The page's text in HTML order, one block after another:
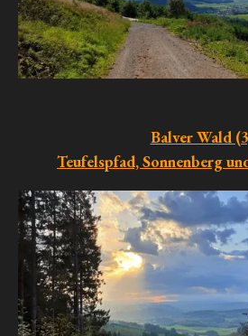
Balver Wald
Teufelspfad, Sonnenberg